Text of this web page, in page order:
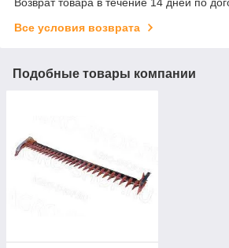
Все условия возврата
Подобные товары компании